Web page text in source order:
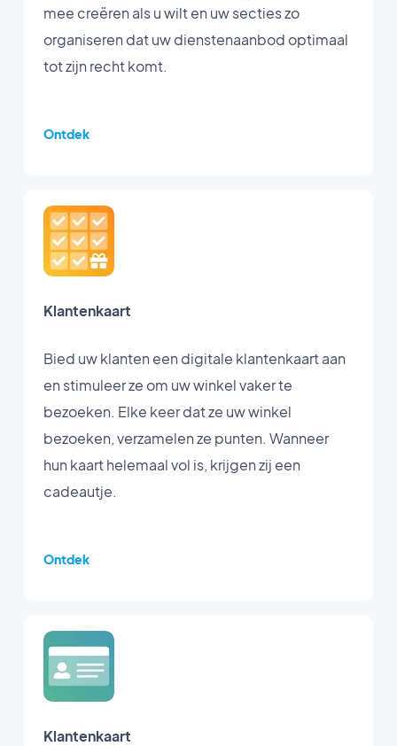
mee creëren als u wilt en uw secties zo
organiseren dat uw dienstenaanbod optimaal
tot zijn recht komt.
Ontdek
Klantenkaart
Bied uw klanten een digitale klantenkaart aan
en stimuleer ze om uw winkel vaker te
bezoeken. Elke keer dat ze uw winkel
bezoeken, verzamelen ze punten. Wanneer
hun kaart helemaal vol is, krijgen zij een
cadeautje.
Ontdek
Klantenkaart